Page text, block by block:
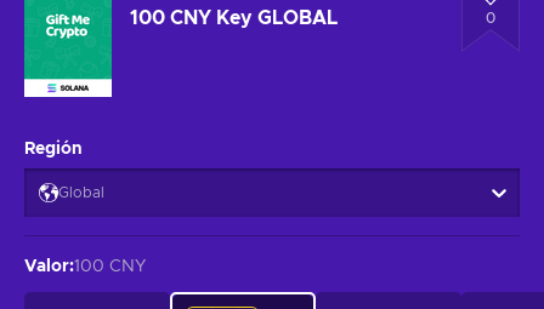
100 CNY Key GLOBAL
0
Región
Global
Valor:100 CNY